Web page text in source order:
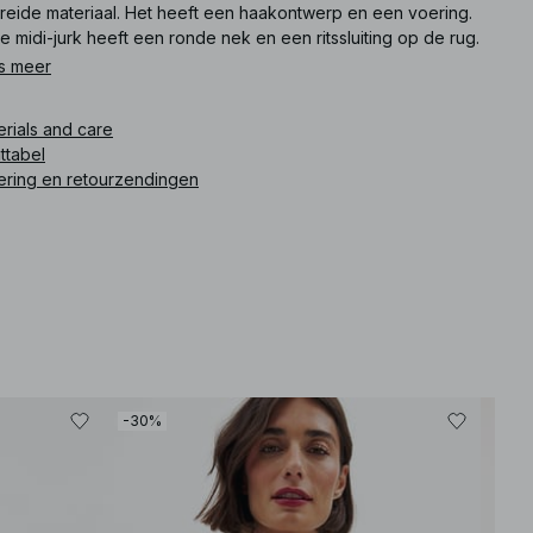
materiaal. Het heeft een haakontwerp en een voering.
midi-jurk heeft een ronde nek en een ritssluiting op de rug.
midi-jurk komt in gebroken wit.
meer
and care
en retourzendingen
-30%